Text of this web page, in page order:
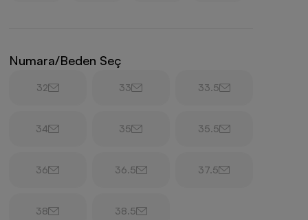
Numara/Beden Seç
32 33 33.5
34 35 35.5
36 36.5 37.5
38 38.5